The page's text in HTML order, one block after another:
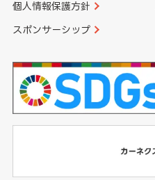
個人情報保護方針
スポンサーシップ